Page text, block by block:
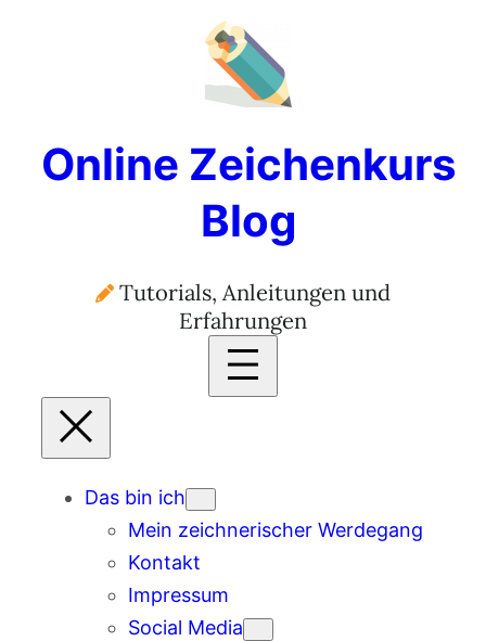
Online Zeichenkurs
Blog
Tutorials, Anleitungen und
Erfahrungen
Das bin ich
Mein zeichnerischer Werdegang
Kontakt
Impressum
Social Media